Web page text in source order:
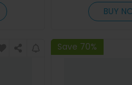
BUY
Save 70%